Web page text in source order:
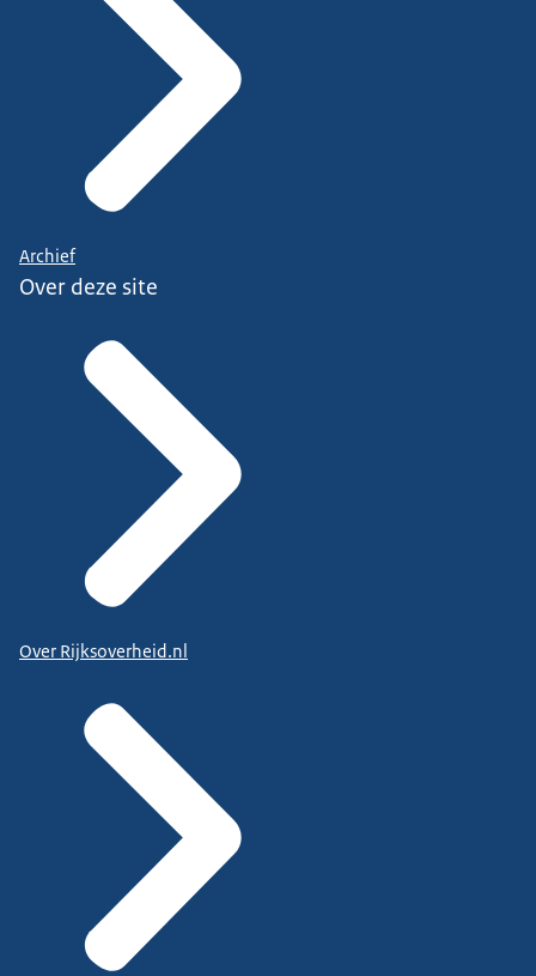
Archief
Over deze site
Over Rijksoverheid.nl